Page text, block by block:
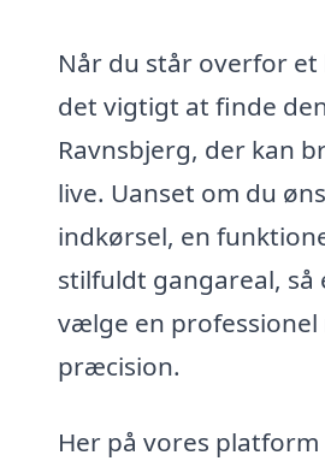
Når du står overfor
det vigtigt at finde
Ravnsbjerg, der kan
live. Uanset om du
indkørsel, en
stilfuldt gangareal,
vælge en
præcision.
Her på vores